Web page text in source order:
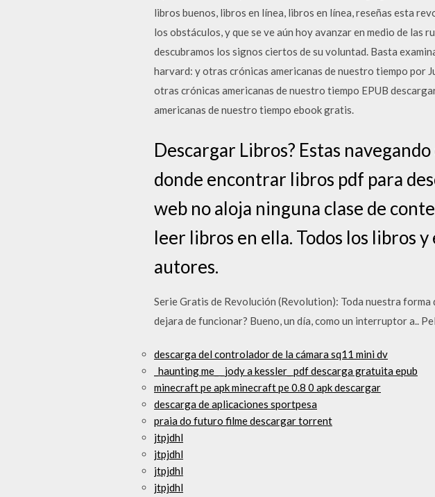
libros buenos, libros en línea, libros en línea, reseñas esta
los obstáculos, y que se ve aún hoy avanzar en medio de las
descubramos los signos ciertos de su voluntad. Basta
harvard: y otras crónicas americanas de nuestro tiempo por
otras crónicas americanas de nuestro tiempo EPUB
americanas de nuestro tiempo ebook gratis.
Descargar Libros? Estas
donde encontrar libros pdf para
web no aloja ninguna clase de
leer libros en ella. Todos los libros
autores.
Serie Gratis de Revolución (Revolution): Toda nuestra forma
dejara de funcionar? Bueno, un día, como un interruptor a..
descarga del controlador de la cámara sq11 mini dv
_haunting me_ _jody a kessler_ pdf descarga gratuita epub
minecraft pe apk minecraft pe 0.8 0 apk descargar
descarga de aplicaciones sportpesa
praia do futuro filme descargar torrent
jtpjdhl
jtpjdhl
jtpjdhl
jtpjdhl